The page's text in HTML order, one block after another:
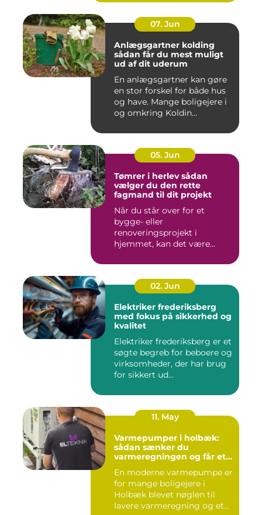
07. Jun
Anlægsgartner kolding
sådan får du mest muligt
ud af dit uderum
En anlægsgartner kan gøre
en stor forskel for både hus
og have. Mange boligejere i
og omkring Koldin...
05. Jun
Tømrer i herlev sådan
vælger du den rette
fagmand til dit projekt
Når du står over for et
bygge- eller
renoveringsprojekt i
hjemmet, kan det være
02. Jun
Elektriker frederiksberg
med fokus på sikkerhed og
kvalitet
Elektriker frederiksberg er et
søgte begreb for beboere og
virksomheder, der har brug
for sikkert ud...
11. May
Varmepumper i holbæk:
sådan sænker du
varmeregningen og får et
En moderne varmepumpe er
for mange boligejere i
Holbæk blevet nøglen til
lavere varmeregning og et